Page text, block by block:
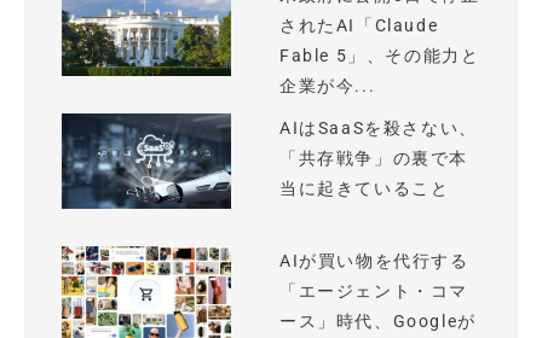
されたAI「Claude
Fable 5」、その能力と
企業が今...
AIはSaaSを殺さない、
「共存戦争」の裏で本
当に起きていること
AIが買い物を代行する
「エージェント・コマ
ース」時代、Googleが